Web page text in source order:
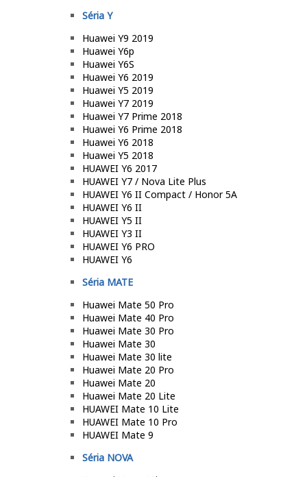
Séria Y
Huawei Y9 2019
Huawei Y6p
Huawei Y6S
Huawei Y6 2019
Huawei Y5 2019
Huawei Y7 2019
Huawei Y7 Prime 2018
Huawei Y6 Prime 2018
Huawei Y6 2018
Huawei Y5 2018
HUAWEI Y6 2017
HUAWEI Y7 / Nova Lite Plus
HUAWEI Y6 II Compact / Honor 5A
HUAWEI Y6 II
HUAWEI Y5 II
HUAWEI Y3 II
HUAWEI Y6 PRO
HUAWEI Y6
Séria MATE
Huawei Mate 50 Pro
Huawei Mate 40 Pro
Huawei Mate 30 Pro
Huawei Mate 30
Huawei Mate 30 lite
Huawei Mate 20 Pro
Huawei Mate 20
Huawei Mate 20 Lite
HUAWEI Mate 10 Lite
HUAWEI Mate 10 Pro
HUAWEI Mate 9
Séria NOVA